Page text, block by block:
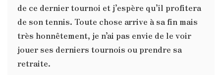
de ce dernier tournoi et j’espère qu’il profitera
de son tennis. Toute chose arrive à sa fin mais
très honnêtement, je n’ai pas envie de le voir
jouer ses derniers tournois ou prendre sa
retraite.